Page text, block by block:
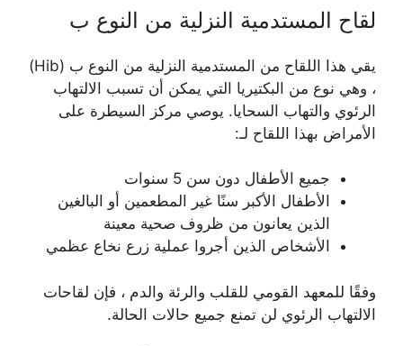
لقاح المستدمية النزلية من النوع ب
يقي هذا اللقاح من المستدمية النزلية من النوع ب (Hib)
، وهي نوع من البكتيريا التي يمكن أن تسبب الالتهاب
الرئوي والتهاب السحايا. يوصي مركز السيطرة على
الأمراض بهذا اللقاح لـ:
جميع الأطفال دون سن 5 سنوات
الأطفال الأكبر سنًا غير المطعمين أو البالغين
الذين يعانون من ظروف صحية معينة
الأشخاص الذين أجروا عملية زرع نخاع عظمي
وفقًا للمعهد القومي للقلب والرئة والدم ، فإن لقاحات
الالتهاب الرئوي لن تمنع جميع حالات الحالة.